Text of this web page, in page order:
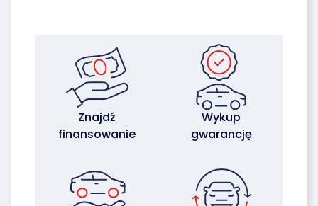
Znajdź
finansowanie
Wykup
gwarancję